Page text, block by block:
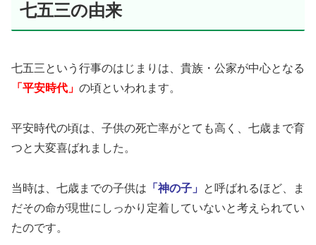
七五三の由来
七五三という行事のはじまりは、貴族・公家が中心となる
「平安時代」 の頃といわれます。
平安時代の頃は、子供の死亡率がとても高く、七歳まで育
つと大変喜ばれました。
当時は、七歳までの子供は 「神の子」
と呼ばれるほど、ま
だその命が現世にしっかり定着していないと考えられてい
たのです。